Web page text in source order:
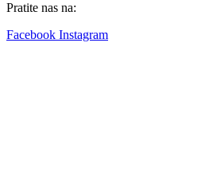
Pratite nas na:
Facebook Instagram